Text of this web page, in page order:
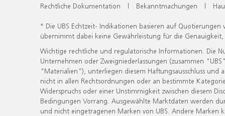
Rechtliche Dokumentation | Bekanntmachungen |
* Die UBS Echtzeit- Indikationen basieren auf
übernimmt dabei keine Gewährleistung für die
Wichtige rechtliche und regulatorische Informationen. Die
Unternehmen oder Zweigniederlassungen (zusammen
"Materialien"), unterliegen diesem Haftungsausschluss
nicht in allen Rechtsordnungen oder an bestimmte
Widerspruchs oder einer Unstimmigkeit zwischen diesem
Bedingungen Vorrang. Ausgewählte Marktdaten werden
und nicht eingetragenen Marken von UBS. Andere Marken